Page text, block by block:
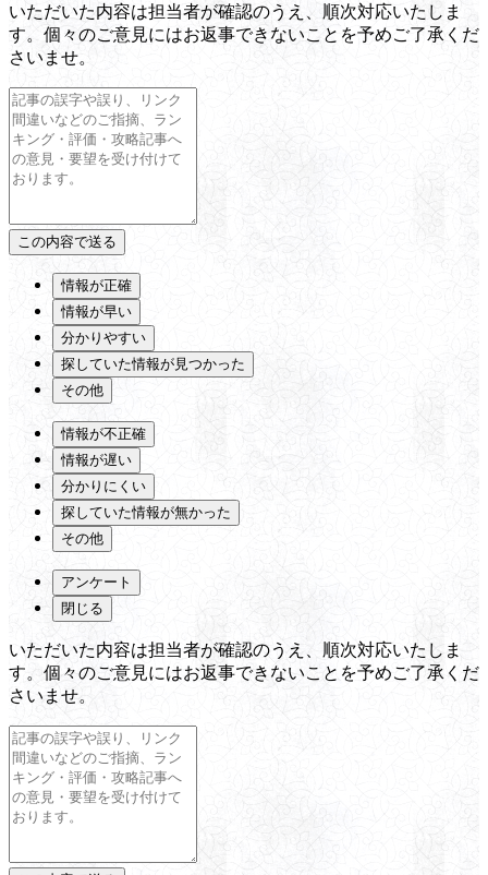
いただいた内容は担当者が確認のうえ、順次対応いたしま
す。個々のご意見にはお返事できないことを予めご了承くだ
さいませ。
情報が正確
情報が早い
分かりやすい
探していた情報が見つかった
その他
情報が不正確
情報が遅い
分かりにくい
探していた情報が無かった
その他
アンケート
閉じる
いただいた内容は担当者が確認のうえ、順次対応いたしま
す。個々のご意見にはお返事できないことを予めご了承くだ
さいませ。